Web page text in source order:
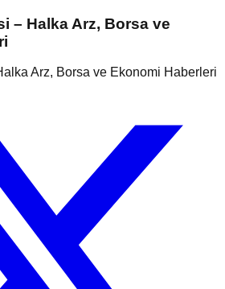
– Halka Arz, Borsa ve
Arz, Borsa ve Ekonomi Haberleri